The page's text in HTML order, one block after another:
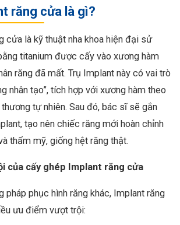
răng cửa là gì?
cửa là kỹ thuật nha khoa hiện đại sử
titanium được cấy vào xương hàm
răng đã mất. Trụ Implant này có vai trò
nhân tạo”, tích hợp với xương hàm theo
tự nhiên. Sau đó, bác sĩ sẽ gắn
tạo nên chiếc răng mới hoàn chỉnh
thẩm mỹ, giống hệt răng thật.
của cấy ghép Implant răng cửa
pháp phục hình răng khác, Implant răng
ưu điểm vượt trội: